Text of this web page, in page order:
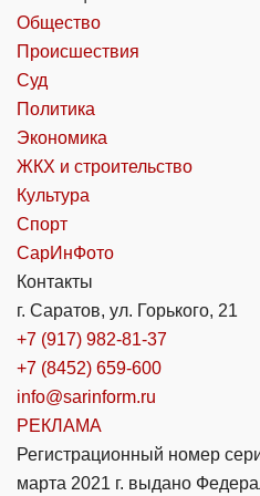
Общество
Происшествия
Суд
Политика
Экономика
ЖКХ и строительство
Культура
Спорт
СарИнФото
Контакты
г. Саратов, ул. Горького, 21
+7 (917) 982-81-37
+7 (8452) 659-600
info@sarinform.ru
РЕКЛАМА
Регистрационный номер
марта 2021 г. выдано